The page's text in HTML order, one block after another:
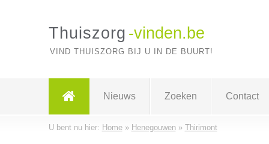
Thuiszorg -vinden.be
VIND THUISZORG BIJ U IN DE BUURT!
Nieuws Zoeken Contact
U bent nu hier: Home» Henegouwen» Thirimont